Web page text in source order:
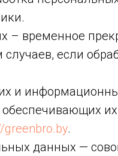
– временное
если
и
их
greenbro.by.
данных —